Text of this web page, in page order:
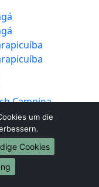
Campina
Campina
um die
Cookies